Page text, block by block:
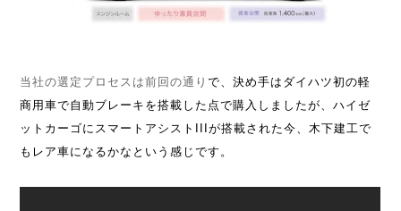
当社の選定プロセスは前回の通りで、決め手はダイハツ初の軽
商用車で自動ブレーキを搭載した点で購入しましたが、ハイゼ
ットカーゴにスマートアシストIIIが搭載された今、木下建工で
もレア車になるかなという感じです。